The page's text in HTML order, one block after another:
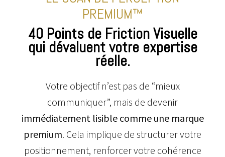
PREMIUM™
40 Points de Friction Visuelle
qui dévaluent votre expertise
réelle.
Votre objectif n’est pas de “mieux
communiquer”, mais de devenir
immédiatement lisible comme une marque
premium. Cela implique de structurer votre
positionnement, renforcer votre cohérence
Musée de la Loire